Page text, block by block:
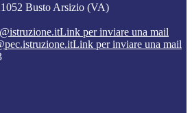
Busto Arsizio (VA)
Link per inviare una mail
Link per inviare una mail